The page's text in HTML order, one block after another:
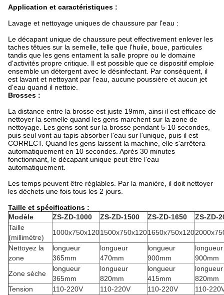
Application et caractéristiques :
Lavage et nettoyage uniques de chaussure par l'eau :
Le décapant unique de chaussure peut effectivement enlever les
taches têtues sur la semelle, telle que l'huile, boue, particules
tandis que les gens entament la salle propre ou le domaine
d'activités propre critique. Il est possible que ce dispositif emploie
ensemble un détergent avec le désinfectant. Par conséquent, il
est lavant et nettoyant par l'eau, aucune poussière et aucun jet
d'eau quand il nettoie.
Brosses :
La distance entre la brosse est juste 19mm, ainsi il est efficace de
nettoyer la semelle quand les gens marchent sur la zone de
nettoyage. Les gens sont sur la brosse pendant 5-10 secondes,
puis seul vont au tapis absorber l'eau sur l'unique, puis il est
CORRECT. Quand les gens laissent la machine, elle s'arrêtera
automatiquement en 10 secondes. Après 30 minutes
fonctionnant, le décapant unique peut être l'eau
automatiquement.
Les temps peuvent être réglables. Par la manière, il doit nettoyer
les déchets une fois tous les 2 jours.
Taille et spécifications :
Modèle
ZS-ZD-1000 ZS-ZD-1500 ZS-ZD-1650
ZS-ZD-
Taille
(millimètre)
1000x750x1201500x750x1201650x750x120
Nettoyez la
zone
longueur
365mm
longueur
470mm
longueur
900mm
longueur
900mm
Zone sèche
longueur
365mm
longueur
820mm
longueur
415mm
longueur
820mm
Tension
110-220V 110-220V 110-220V
110-